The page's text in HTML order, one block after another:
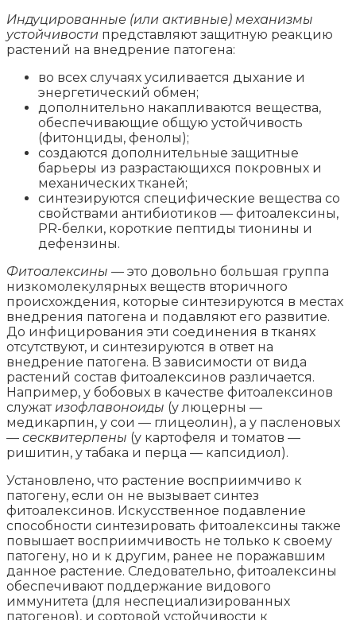
Индуцированные (или активные) механизмы
устойчивости представляют защитную реакцию
растений на внедрение патогена:
во всех случаях усиливается дыхание и
энергетический обмен;
дополнительно накапливаются вещества,
обеспечивающие общую устойчивость
(фитонциды, фенолы);
создаются дополнительные защитные
барьеры из разрастающихся покровных и
механических тканей;
синтезируются специфические вещества со
свойствами антибиотиков — фитоалексины,
PR-белки, короткие пептиды тионины и
дефензины.
Фитоалексины — это довольно большая группа
низкомолекулярных веществ вторичного
происхождения, которые синтезируются в местах
внедрения патогена и подавляют его развитие.
До инфицирования эти соединения в тканях
отсутствуют, и синтезируются в ответ на
внедрение патогена. В зависимости от вида
растений состав фитоалексинов различается.
Например, у бобовых в качестве фитоалексинов
служат изофлавоноиды (у люцерны —
медикарпин, у сои — глицеолин), а у пасленовых
— сесквитерпены (у картофеля и томатов —
ришитин, у табака и перца — капсидиол).
Установлено, что растение восприимчиво к
патогену, если он не вызывает синтез
фитоалексинов. Искусственное подавление
способности синтезировать фитоалексины также
повышает восприимчивость не только к своему
патогену, но и к другим, ранее не поражавшим
данное растение. Следовательно, фитоалексины
обеспечивают поддержание видового
иммунитета (для неспециализированных
патогенов), и сортовой устойчивости к